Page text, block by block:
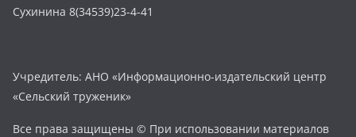
Сухинина 8(34539)23-4-41
Учредитель: АНО «Информационно-издательский центр
«Сельский труженик»
Все права защищены © При использовании материалов